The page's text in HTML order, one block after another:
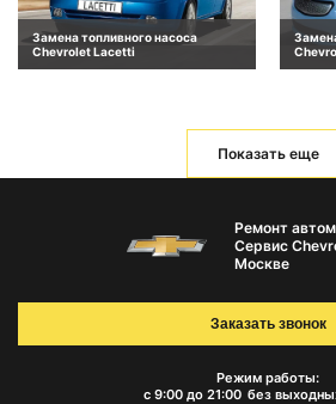
Замена топливного насоса
Chevrolet Lacetti
Показать еще
Ремонт
Сервис
Москве
Режим работы:
с 9:00 до 21:00 без
Заказать звонок